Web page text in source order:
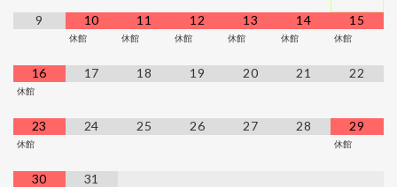
9 10
休館
11
休館
12
休館
13
休館
14
休館
15
休館
16
休館
17 18 19 20 21 22
23
休館
24 25 26 27 28 29
休館
30 31